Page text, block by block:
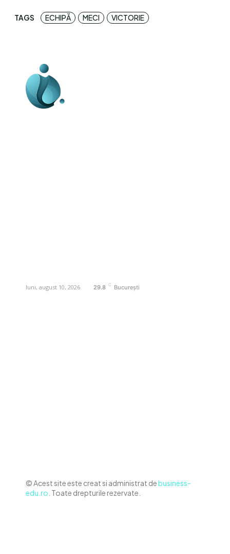
TAGS ECHIPĂ MECI VICTORIE
luni, august 10, 2026 29.8 C București
© Acest site este creat si administrat debusiness-
edu.ro . Toate drepturile rezervate.